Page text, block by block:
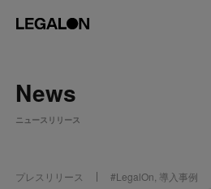
About
News
ニュースリリース
プレスリリース #LegalOn 導入事例